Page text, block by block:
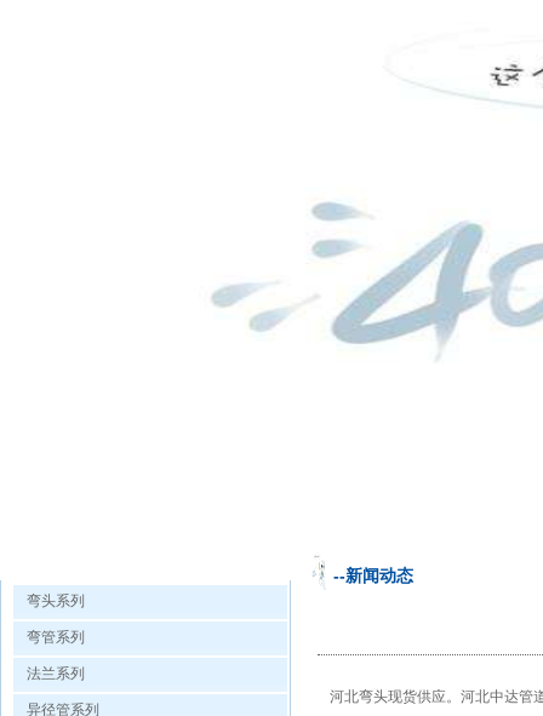
弯头系列
弯管系列
法兰系列
异径管系列
--新闻动态
河北弯头现货供应。河北中达管